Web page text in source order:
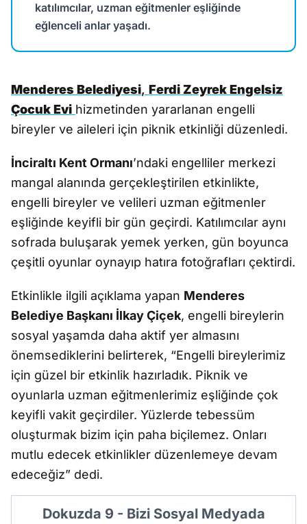
katılımcılar, uzman eğitmenler eşliğinde
eğlenceli anlar yaşadı.
Menderes Belediyesi, Ferdi Zeyrek Engelsiz
Çocuk Evi hizmetinden yararlanan engelli
bireyler ve aileleri için piknik etkinliği düzenledi.
İnciraltı Kent Ormanı’ndaki engelliler merkezi
mangal alanında gerçekleştirilen etkinlikte,
engelli bireyler ve velileri uzman eğitmenler
eşliğinde keyifli bir gün geçirdi. Katılımcılar aynı
sofrada buluşarak yemek yerken, gün boyunca
çeşitli oyunlar oynayıp hatıra fotoğrafları çektirdi.
Etkinlikle ilgili açıklama yapan Menderes
Belediye Başkanı İlkay Çiçek, engelli bireylerin
sosyal yaşamda daha aktif yer almasını
önemsediklerini belirterek, “Engelli bireylerimiz
için güzel bir etkinlik hazırladık. Piknik ve
oyunlarla uzman eğitmenlerimiz eşliğinde çok
keyifli vakit geçirdiler. Yüzlerde tebessüm
oluşturmak bizim için paha biçilemez. Onları
mutlu edecek etkinlikler düzenlemeye devam
edeceğiz” dedi.
Dokuzda 9 - Bizi Sosyal Medyada